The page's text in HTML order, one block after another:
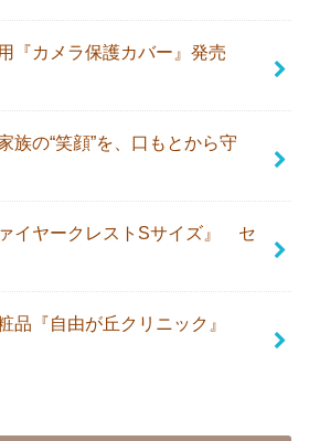
『カメラ保護カバー』発売
族の“笑顔”を、口もとから守
イヤークレストSサイズ』 セ
品『自由が丘クリニック』